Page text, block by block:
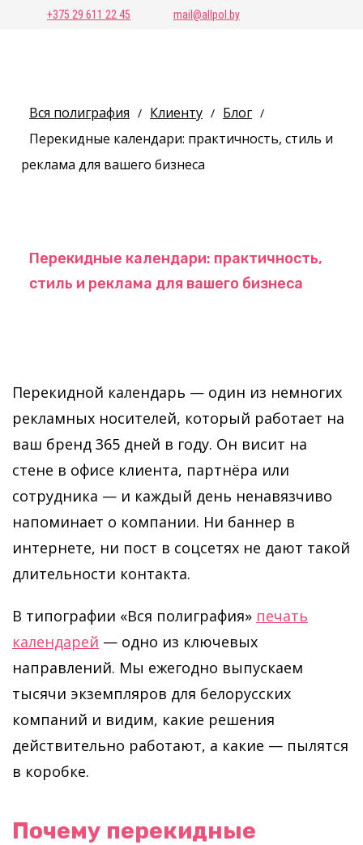
+375 29 611 22 45 mail@allpol.by
Вся полиграфия / Клиенту / Блог /
Перекидные календари: практичность, стиль и
реклама для вашего бизнеса
Перекидные календари: практичность,
стиль и реклама для вашего бизнеса
Перекидной календарь — один из немногих
рекламных носителей, который работает на
ваш бренд 365 дней в году. Он висит на
стене в офисе клиента, партнёра или
сотрудника — и каждый день ненавязчиво
напоминает о компании. Ни баннер в
интернете, ни пост в соцсетях не дают такой
длительности контакта.
В типографии «Вся полиграфия» печать
календарей — одно из ключевых
направлений. Мы ежегодно выпускаем
тысячи экземпляров для белорусских
компаний и видим, какие решения
действительно работают, а какие — пылятся
в коробке.
Почему перекидные